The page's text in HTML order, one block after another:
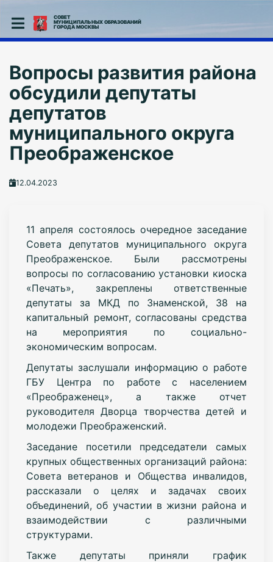
СОВЕТ
МУНИЦИПАЛЬНЫХ ОБРАЗОВАНИЙ
ГОРОДА МОСКВЫ
Вопросы развития района
обсудили депутаты
депутатов
муниципального округа
Преображенское
12.04.2023
11 апреля состоялось очередное заседание
Совета депутатов муниципального округа
Преображенское. Были рассмотрены
вопросы по согласованию установки киоска
«Печать», закреплены ответственные
депутаты за МКД по Знаменской, 38 на
капитальный ремонт, согласованы средства
на мероприятия по социально-
экономическим вопросам.
Депутаты заслушали информацию о работе
ГБУ Центра по работе с населением
«Преображенец», а также отчет
руководителя Дворца творчества детей и
молодежи Преображенский.
Заседание посетили председатели самых
крупных общественных организаций района:
Совета ветеранов и Общества инвалидов,
рассказали о целях и задачах своих
объединений, об участии в жизни района и
взаимодействии с различными
структурами.
Также депутаты приняли график